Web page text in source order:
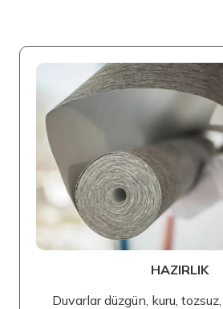
HAZIRLIK
Duvarlar düzgün, kuru,